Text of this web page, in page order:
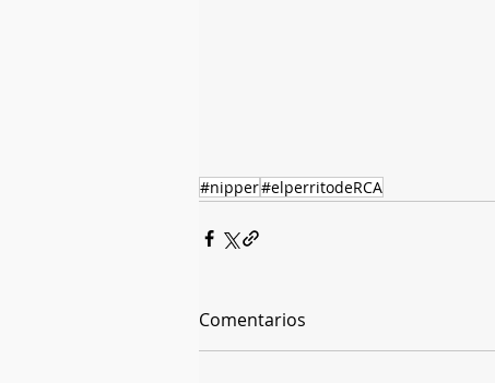
#nipper#elperritodeRCA
Comentarios